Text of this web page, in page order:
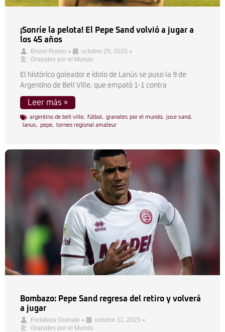
¡Sonríe la pelota! El Pepe Sand volvió a jugar a
los 45 años
Bruno Russo • octubre 25, 2025 •
Granates por el Mundo
El histórico goleador e ídolo de Lanús se puso la 9 de
Argentino de Bell Ville, que empató 1-1 contra
Leer más »
argentino de bell ville, fútbol , granates por el mundo, jose sand,
lanus, pepe, torneo regional amateur
Bombazo: Pepe Sand regresa del retiro y volverá
a jugar
Fortaleza Granate • octubre 11, 2025 •
Granates por el Mundo